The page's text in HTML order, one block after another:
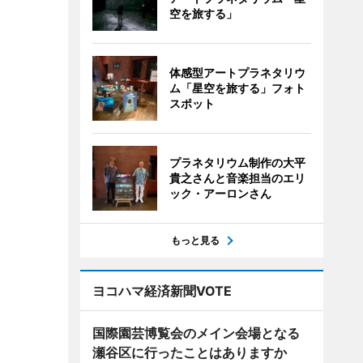
空を旅する」
体感型アートプラネタリウ
ム「星空を旅する」フォト
スポット
プラネタリウム制作の大平
貴之さんと音楽担当のエリ
ック・アーロンさん
もっと見る
ヨコハマ経済新聞VOTE
国際園芸博覧会のメイン会場となる
瀬谷区に行ったことはありますか